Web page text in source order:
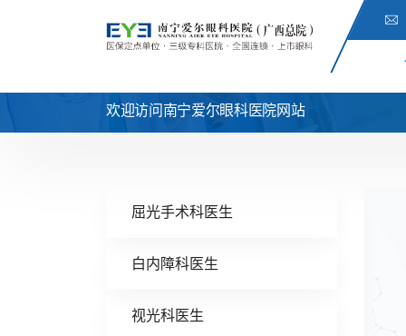
欢迎访问南宁爱尔眼科医院网站
屈光手术科医生
白内障科医生
视光科医生